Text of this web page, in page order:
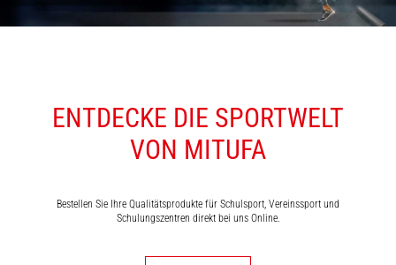
ENTDECKE DIE SPORTWELT
VON MITUFA
Bestellen Sie Ihre Qualitätsprodukte für Schulsport, Vereinssport und
Schulungszentren direkt bei uns Online.